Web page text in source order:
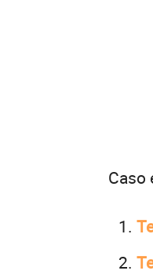
Caso